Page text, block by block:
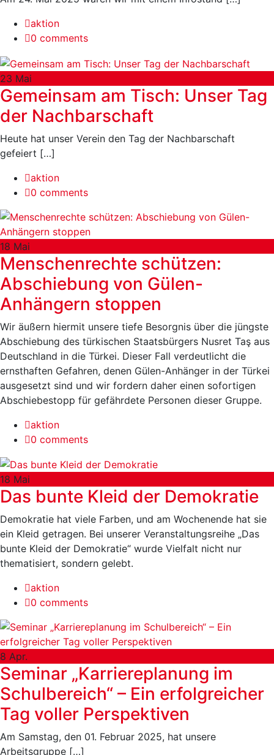
aktion
0 comments
23 Mai
Gemeinsam am Tisch: Unser Tag
der Nachbarschaft
Heute hat unser Verein den Tag der Nachbarschaft
gefeiert […]
aktion
0 comments
18 Mai
Menschenrechte schützen:
Abschiebung von Gülen-
Anhängern stoppen
Wir äußern hiermit unsere tiefe Besorgnis über die jüngste
Abschiebung des türkischen Staatsbürgers Nusret Taş aus
Deutschland in die Türkei. Dieser Fall verdeutlicht die
ernsthaften Gefahren, denen Gülen-Anhänger in der Türkei
ausgesetzt sind und wir fordern daher einen sofortigen
Abschiebestopp für gefährdete Personen dieser Gruppe.
aktion
0 comments
18 Mai
Das bunte Kleid der Demokratie
Demokratie hat viele Farben, und am Wochenende hat sie
ein Kleid getragen. Bei unserer Veranstaltungsreihe „Das
bunte Kleid der Demokratie“ wurde Vielfalt nicht nur
thematisiert, sondern gelebt.
aktion
0 comments
8 Apr.
Seminar „Karriereplanung im
Schulbereich“ – Ein erfolgreicher
Tag voller Perspektiven
Am Samstag, den 01. Februar 2025, hat unsere
Arbeitsgruppe […]